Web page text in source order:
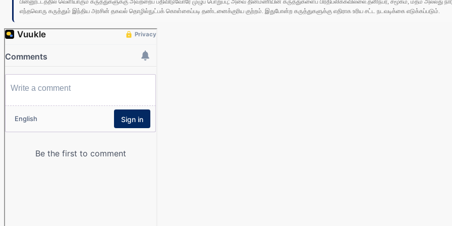
பின்னூட்டத்தில் வெளியாகும் கருத்துகளுக்கு அவற்றைப் பதிவிடுவோரே முழுப் பொறுப்பு; அவை தினமணியின் கருத்துகளைப் பிரதிபலிக்கவில்லை.தனிநபர், சமூகம், மதம் அல்லது
எந்தவொரு கருத்தும் இந்திய அரசின் தகவல் தொழில்நுட்பக் கொள்கைப்படி தண்டனைக்குரிய குற்றம். இதுபோன்ற கருத்துகளுக்கு எதிராக உரிய சட்ட நடவடிக்கை எடுக்கப்படும்.